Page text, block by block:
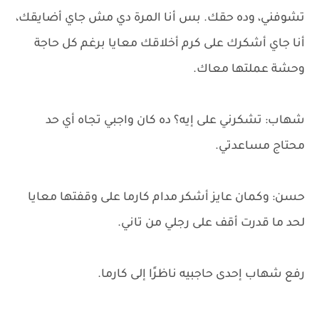
تشوفني، وده حقك. بس أنا المرة دي مش جاي أضايقك،
أنا جاي أشكرك على كرم أخلاقك معايا برغم كل حاجة
وحشة عملتها معاك.
شهاب: تشكرني على إيه؟ ده كان واجبي تجاه أي حد
محتاج مساعدتي.
حسن: وكمان عايز أشكر مدام كارما على وقفتها معايا
لحد ما قدرت أقف على رجلي من تاني.
رفع شهاب إحدى حاجبيه ناظرًا إلى كارما.